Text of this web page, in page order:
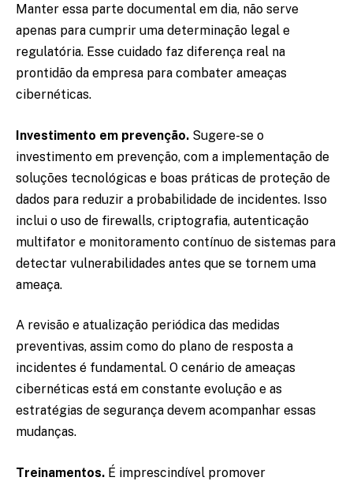
Manter essa parte documental em dia, não serve
apenas para cumprir uma determinação legal e
regulatória. Esse cuidado faz diferença real na
prontidão da empresa para combater ameaças
cibernéticas.
Investimento em prevenção. Sugere-se o
investimento em prevenção, com a implementação de
soluções tecnológicas e boas práticas de proteção de
dados para reduzir a probabilidade de incidentes. Isso
inclui o uso de firewalls, criptografia, autenticação
multifator e monitoramento contínuo de sistemas para
detectar vulnerabilidades antes que se tornem uma
ameaça.
A revisão e atualização periódica das medidas
preventivas, assim como do plano de resposta a
incidentes é fundamental. O cenário de ameaças
cibernéticas está em constante evolução e as
estratégias de segurança devem acompanhar essas
mudanças.
Treinamentos. É imprescindível promover